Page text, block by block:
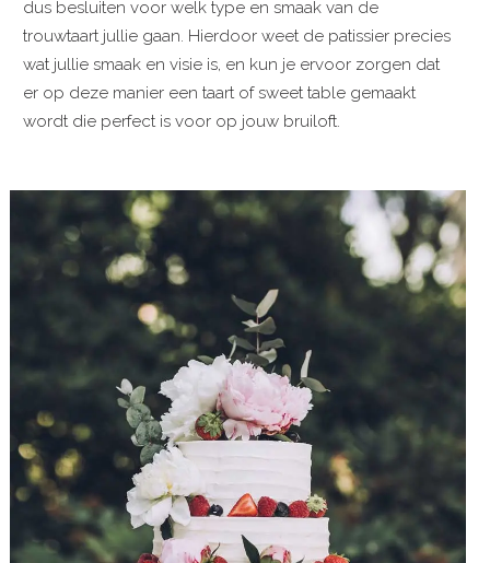
dus besluiten voor welk type en smaak van de
trouwtaart jullie gaan. Hierdoor weet de patissier precies
wat jullie smaak en visie is, en kun je ervoor zorgen dat
er op deze manier een taart of sweet table gemaakt
wordt die perfect is voor op jouw bruiloft.